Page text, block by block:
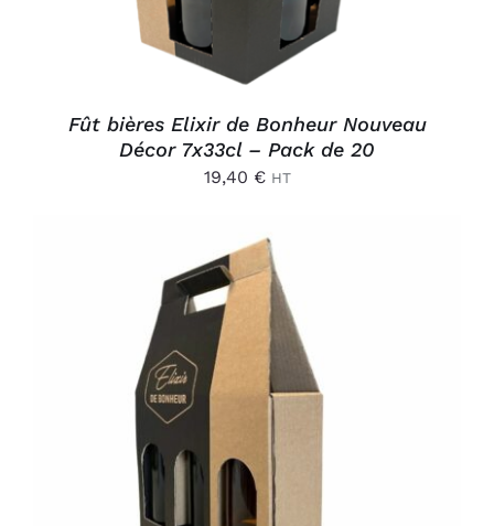
Fût bières Elixir de Bonheur Nouveau
Décor 7x33cl – Pack de 20
19,40 € HT
AJOUTER AU PANIER